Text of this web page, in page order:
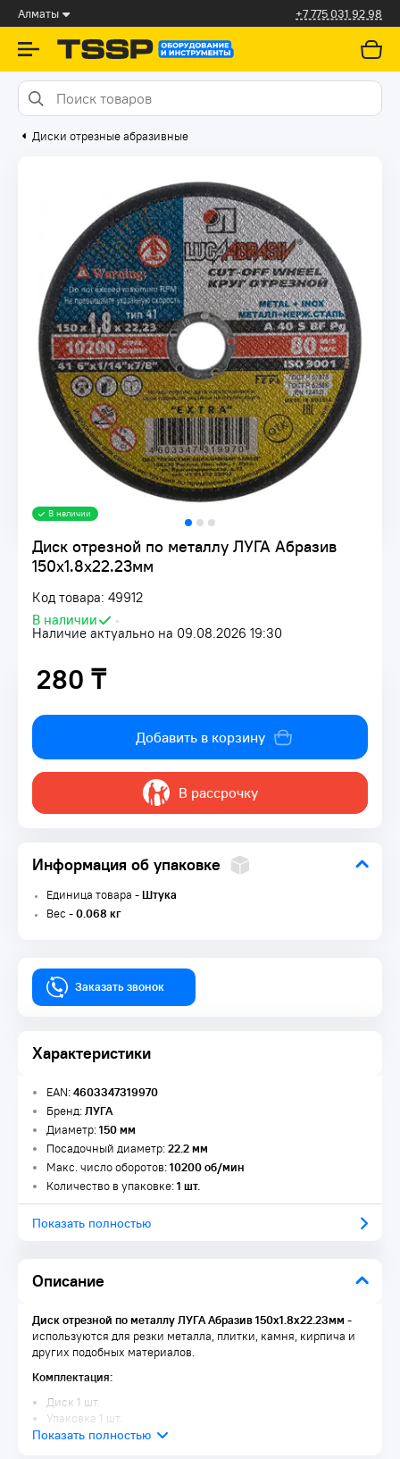
Алматы +7 775 031 92 98
Диски отрезные абразивные
Диск отрезной по металлу ЛУГА Абразив
150х1.8х22.23мм
Код товара: 49912
В наличии
•
Наличие актуально на 09.08.2026 19:30
В наличии
280 ₸
280 ₸
Добавить в корзину
В рассрочку
Информация об упаковке
Единица товара -Штука
Вес -0.068 кг
Заказать звонок
Характеристики
Описание
EAN:4603347319970
Бренд:ЛУГА
Диаметр:150 мм
Посадочный диаметр:22.2 мм
Макс. число оборотов:10200 об/мин
Количество в упаковке:1 шт.
Показать полностью
Диск отрезной по металлу ЛУГА Абразив 150х1.8х22.23мм -
используются для резки металла, плитки, камня, кирпича и
других подобных материалов.
Комплектация:
Диск 1 шт.
Упаковка 1 шт.